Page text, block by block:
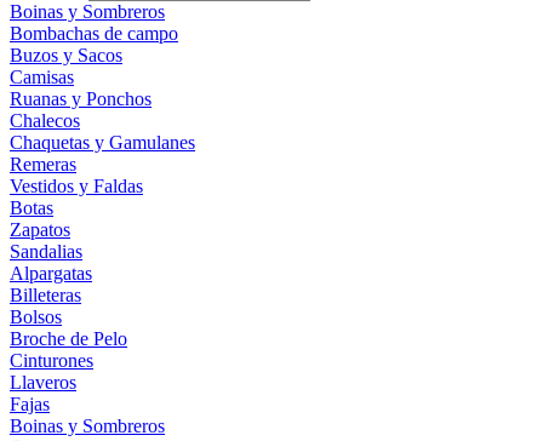
Boinas y Sombreros
Bombachas de campo
Buzos y Sacos
Camisas
Ruanas y Ponchos
Chalecos
Chaquetas y Gamulanes
Remeras
Vestidos y Faldas
Botas
Zapatos
Sandalias
Alpargatas
Billeteras
Bolsos
Broche de Pelo
Cinturones
Llaveros
Fajas
Boinas y Sombreros